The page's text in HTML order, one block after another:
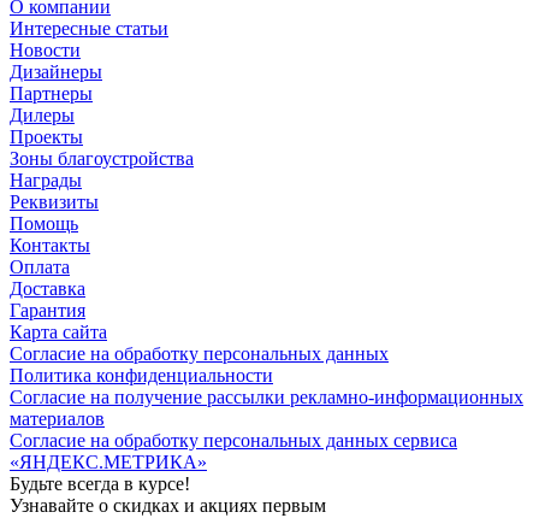
О компании
Интересные статьи
Новости
Дизайнеры
Партнеры
Дилеры
Проекты
Зоны благоустройства
Награды
Реквизиты
Помощь
Контакты
Оплата
Доставка
Гарантия
Карта сайта
Согласие на обработку персональных данных
Политика конфиденциальности
Согласие на получение рассылки рекламно-информационных
материалов
Согласие на обработку персональных данных сервиса
«ЯНДЕКС.МЕТРИКА»
Будьте всегда в курсе!
Узнавайте о скидках и акциях первым